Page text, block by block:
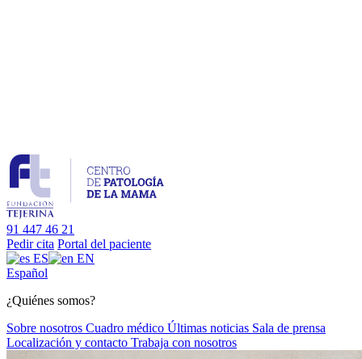
91 447 46 21
Pedir cita Portal del paciente
ES
EN
Español
¿Quiénes somos?
Sobre nosotros Cuadro médico Últimas noticias Sala de prensa
Localización y contacto Trabaja con nosotros